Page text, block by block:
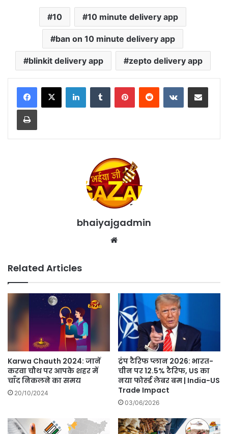
10 10 minute delivery app
ban on 10 minute delivery app
blinkit delivery app zepto delivery app
LinkedInTumblr PinterestReddit VKontakteShare via Email
Print
bhaiyajgadmin
Related Articles
Karwa Chauth 2024: जानें
करवा चौथ पर आपके शहर में
चाँद निकलने का समय
20/10/2024
ट्रंप टैरिफ प्लान 2026: भारत-
चीन पर 12.5% टैरिफ, US का
नया फोर्स्ड लेबर बम | India-US
Trade Impact
03/06/2026